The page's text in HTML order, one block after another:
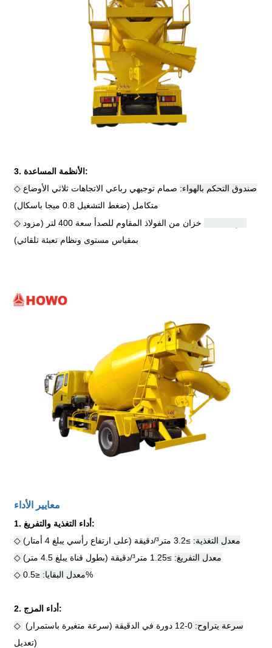
3. الأنظمة المساعدة:
◇ صندوق التحكم بالهواء: صمام توجيهي رباعي الاتجاهات ثلاثي الأوضاع
متكامل (ضغط التشغيل 0.8 ميجا باسكال)
خزان من الفولاذ المقاوم للصدأ سعة 400 لتر (مزود
بمقياس مستوى ونظام تعبئة تلقائي)
معايير الأداء
1. أداء التغذية والتفريغ:
◇
معدل التغذية: ≥3.2 متر ³/دقيقة (على ارتفاع رأسي يبلغ 4 أمتار)
◇ معدل التفريغ: ≥1.25 متر ³/دقيقة (بطول قناة يبلغ 4.5 متر)
◇ معدل البقايا: ≤ 0.5%
2. أداء المزج:
◇
سرعة يتراوح:
تعديل)